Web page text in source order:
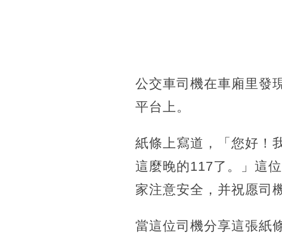
公交車司機在車廂里發
平台上。
紙條上寫道，「您好！
這麼晚的117了。」這
家注意安全，并祝愿司
當這位司機分享這張紙